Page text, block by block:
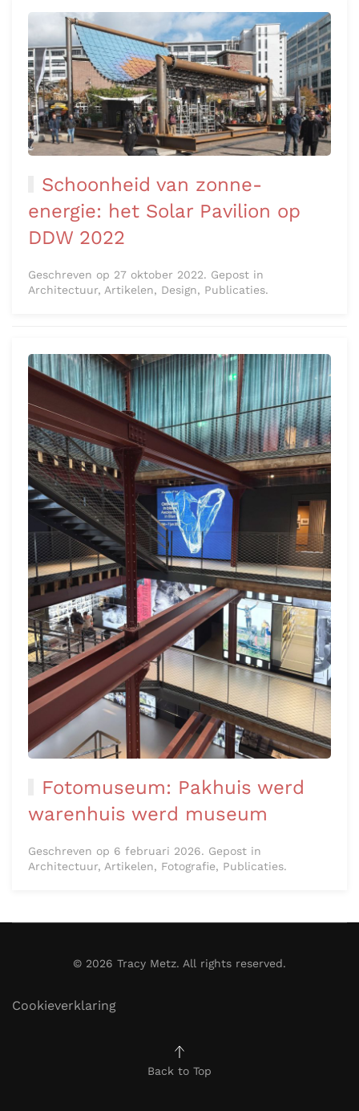
Schoonheid van zonne-
energie: het Solar Pavilion op
DDW 2022
Geschreven op 27 oktober 2022. Gepost in
Architectuur, Artikelen, Design, Publicaties.
Fotomuseum: Pakhuis werd
warenhuis werd museum
Geschreven op 6 februari 2026. Gepost in
Architectuur, Artikelen, Fotografie, Publicaties.
© 2026 Tracy Metz. All rights reserved.
Cookieverklaring
Back to Top